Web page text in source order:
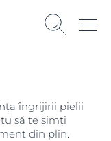
îngrijirii pielii
să te simți
din plin.